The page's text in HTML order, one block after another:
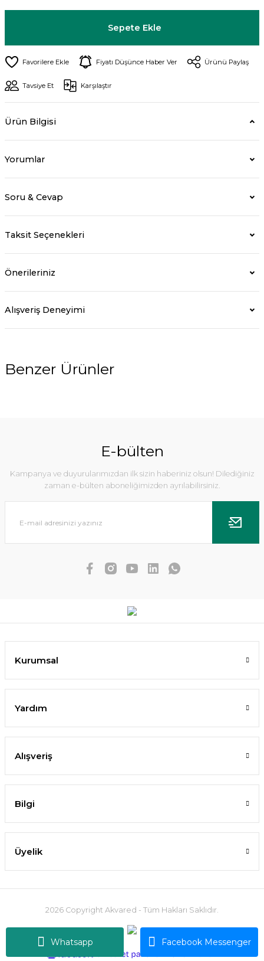
Whatsapp Facebook Messenger
Sepete Ekle
Fiyatı Düşünce Haber Ver Ürünü Paylaş
Tavsiye Et Karşılaştır
Ürün Bilgisi
Yorumlar
Soru & Cevap
Taksit Seçenekleri
Önerileriniz
Alışveriş Deneyimi
Benzer Ürünler
Sepet Bitki Saksısı 5 cm
E-bülten
Kampanya ve duyurularımızdan ilk sizin haberiniz olsun! Dilediğiniz
zaman e-bülten aboneliğimizden ayrılabilirsiniz.
Kurumsal
Yardım
Alışveriş
Bilgi
Üyelik
2026 Copyright Akvared - Tüm Hakları Saklıdır.